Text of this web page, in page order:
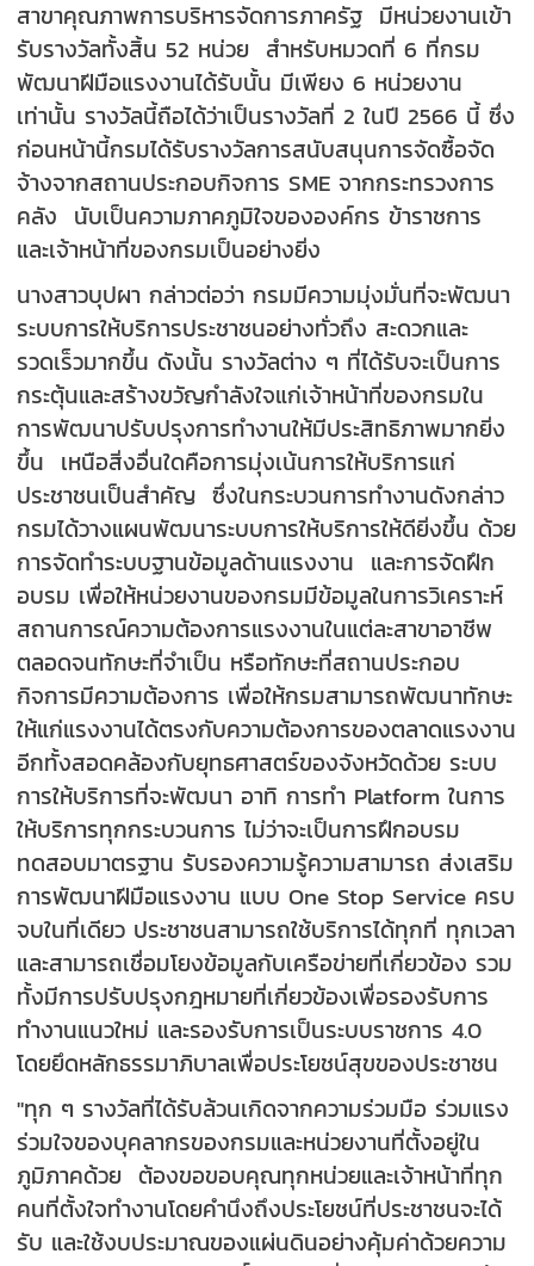
สาขาคุณภาพการบริหารจัดการภาครัฐ มีหน่วยงานเข้า
รับรางวัลทั้งสิ้น 52 หน่วย สำหรับหมวดที่ 6 ที่กรม
พัฒนาฝีมือแรงงานได้รับนั้น มีเพียง 6 หน่วยงาน
เท่านั้น รางวัลนี้ถือได้ว่าเป็นรางวัลที่ 2 ในปี 2566 นี้ ซึ่ง
ก่อนหน้านี้กรมได้รับรางวัลการสนับสนุนการจัดซื้อจัด
จ้างจากสถานประกอบกิจการ SME จากกระทรวงการ
คลัง นับเป็นความภาคภูมิใจขององค์กร ข้าราชการ
และเจ้าหน้าที่ของกรมเป็นอย่างยิ่ง
นางสาวบุปผา กล่าวต่อว่า กรมมีความมุ่งมั่นที่จะพัฒนา
ระบบการให้บริการประชาชนอย่างทั่วถึง สะดวกและ
รวดเร็วมากขึ้น ดังนั้น รางวัลต่าง ๆ ที่ได้รับจะเป็นการ
กระตุ้นและสร้างขวัญกำลังใจแก่เจ้าหน้าที่ของกรมใน
การพัฒนาปรับปรุงการทำงานให้มีประสิทธิภาพมากยิ่ง
ขึ้น เหนือสิ่งอื่นใดคือการมุ่งเน้นการให้บริการแก่
ประชาชนเป็นสำคัญ ซึ่งในกระบวนการทำงานดังกล่าว
กรมได้วางแผนพัฒนาระบบการให้บริการให้ดียิ่งขึ้น ด้วย
การจัดทำระบบฐานข้อมูลด้านแรงงาน และการจัดฝึก
อบรม เพื่อให้หน่วยงานของกรมมีข้อมูลในการวิเคราะห์
สถานการณ์ความต้องการแรงงานในแต่ละสาขาอาชีพ
ตลอดจนทักษะที่จำเป็น หรือทักษะที่สถานประกอบ
กิจการมีความต้องการ เพื่อให้กรมสามารถพัฒนาทักษะ
ให้แก่แรงงานได้ตรงกับความต้องการของตลาดแรงงาน
อีกทั้งสอดคล้องกับยุทธศาสตร์ของจังหวัดด้วย ระบบ
การให้บริการที่จะพัฒนา อาทิ การทำ Platform ในการ
ให้บริการทุกกระบวนการ ไม่ว่าจะเป็นการฝึกอบรม
ทดสอบมาตรฐาน รับรองความรู้ความสามารถ ส่งเสริม
การพัฒนาฝีมือแรงงาน แบบ One Stop Service ครบ
จบในที่เดียว ประชาชนสามารถใช้บริการได้ทุกที่ ทุกเวลา
และสามารถเชื่อมโยงข้อมูลกับเครือข่ายที่เกี่ยวข้อง รวม
ทั้งมีการปรับปรุงกฎหมายที่เกี่ยวข้องเพื่อรองรับการ
ทำงานแนวใหม่ และรองรับการเป็นระบบราชการ 4.0
โดยยึดหลักธรรมาภิบาลเพื่อประโยชน์สุขของประชาชน
"ทุก ๆ รางวัลที่ได้รับล้วนเกิดจากความร่วมมือ ร่วมแรง
ร่วมใจของบุคลากรของกรมและหน่วยงานที่ตั้งอยู่ใน
ภูมิภาคด้วย ต้องขอขอบคุณทุกหน่วยและเจ้าหน้าที่ทุก
คนที่ตั้งใจทำงานโดยคำนึงถึงประโยชน์ที่ประชาชนจะได้
รับ และใช้งบประมาณของแผ่นดินอย่างคุ้มค่าด้วยความ